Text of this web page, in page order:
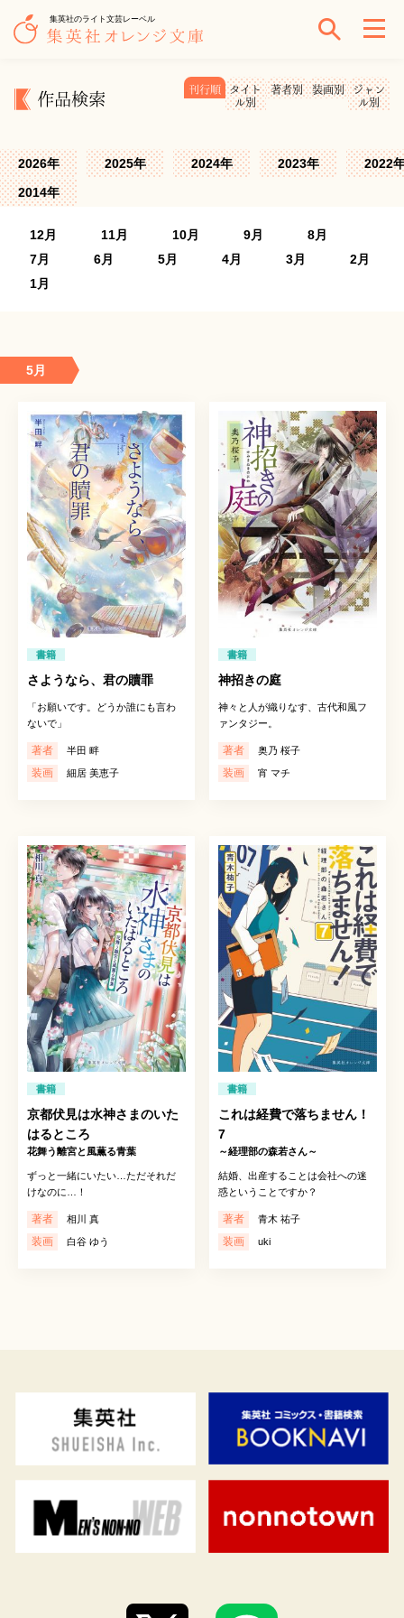
集英社のライト文芸レーベル
作品検索
刊行順
タイト
ル別
著者別 装画別
ジャン
ル別
2026年 2025年 2024年 2023年
2022
2014年
12月 11月 10月 9月
8月
7月
6月 5月 4月 3月
2月
1月
5月
書籍
さようなら、君の贖罪
「お願いです。どうか誰にも言わ
ないで」
著者 半田 畔
装画 細居 美恵子
書籍
神招きの庭
神々と人が織りなす、古代和風フ
ァンタジー。
著者 奥乃 桜子
装画 宵 マチ
書籍
京都伏見は水神さまのいた
はるところ
花舞う離宮と風薫る青葉
ずっと一緒にいたい…ただそれだ
けなのに…！
著者 相川 真
装画 白谷 ゆう
書籍
これは経費で落ちません！
7
～経理部の森若さん～
結婚、出産することは会社への迷
惑ということですか？
著者 青木 祐子
装画 uki